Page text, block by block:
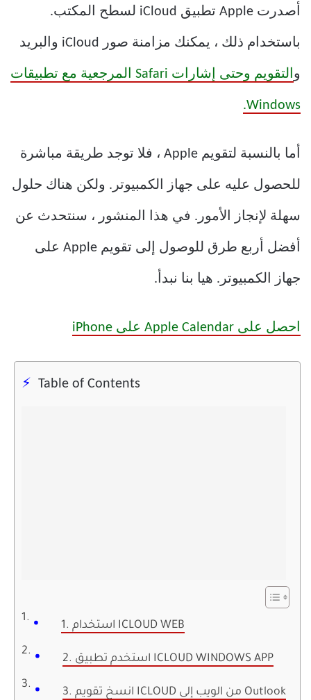
أصدرت Apple تطبيق iCloud لسطح المكتب.
باستخدام ذلك ، يمكنك مزامنة صور iCloud والبريد
و التقويم وحتى إشارات Safari المرجعية مع تطبيقات
Windows.
أما بالنسبة لتقويم Apple ، فلا توجد طريقة مباشرة
للحصول عليه على جهاز الكمبيوتر. ولكن هناك حلول
سهلة لإنجاز الأمور. في هذا المنشور ، سنتحدث عن
أفضل أربع طرق للوصول إلى تقويم Apple على
جهاز الكمبيوتر. هيا بنا نبدأ.
احصل على Apple Calendar على iPhone
Table of Contents
1. استخدام ICLOUD WEB
2. استخدم تطبيق ICLOUD WINDOWS APP
3. انسخ تقويم ICLOUD من الويب إلى Outlook